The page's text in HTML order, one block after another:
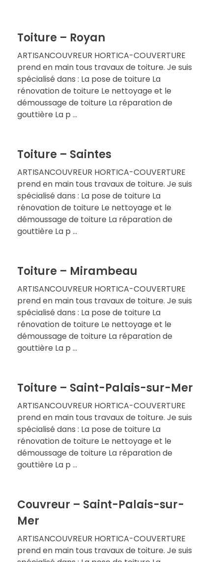
Toiture – Royan
ARTISANCOUVREUR HORTICA-COUVERTURE
prend en main tous travaux de toiture. Je suis
spécialisé dans : La pose de toiture La
rénovation de toiture Le nettoyage et le
démoussage de toiture La réparation de
gouttière La p ...
Toiture – Saintes
ARTISANCOUVREUR HORTICA-COUVERTURE
prend en main tous travaux de toiture. Je suis
spécialisé dans : La pose de toiture La
rénovation de toiture Le nettoyage et le
démoussage de toiture La réparation de
gouttière La p ...
Toiture – Mirambeau
ARTISANCOUVREUR HORTICA-COUVERTURE
prend en main tous travaux de toiture. Je suis
spécialisé dans : La pose de toiture La
rénovation de toiture Le nettoyage et le
démoussage de toiture La réparation de
gouttière La p ...
Toiture – Saint-Palais-sur-Mer
ARTISANCOUVREUR HORTICA-COUVERTURE
prend en main tous travaux de toiture. Je suis
spécialisé dans : La pose de toiture La
rénovation de toiture Le nettoyage et le
démoussage de toiture La réparation de
gouttière La p ...
Couvreur – Saint-Palais-sur-
Mer
ARTISANCOUVREUR HORTICA-COUVERTURE
prend en main tous travaux de toiture. Je suis